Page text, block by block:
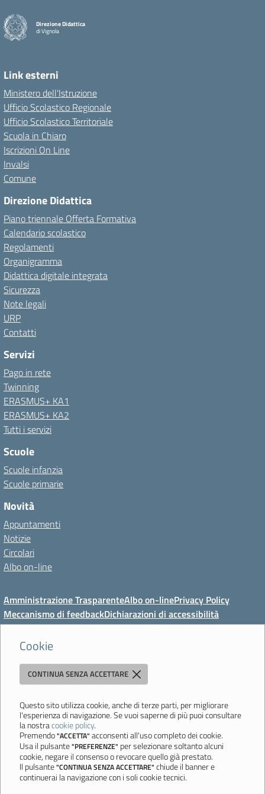
Cookie
CONTINUA SENZA ACCETTARE
Questo sito utilizza cookie, anche di terze parti, per migliorare
l'esperienza di navigazione. Se vuoi saperne di più puoi consultare
la nostracookie policy.
Premendo"ACCETTA" acconsenti all'uso completo dei cookie.
Usa il pulsante"PREFERENZE" per selezionare soltanto alcuni
cookie, negare il consenso o revocare quello già prestato.
Il pulsante"CONTINUA SENZA ACCETTARE" chiude il banner e
continuerai la navigazione con i soli cookie tecnici.
Direzione Didattica
di Vignola
Link esterni
Ministero dell'Istruzione
Ufficio Scolastico Regionale
Ufficio Scolastico Territoriale
Scuola in Chiaro
Iscrizioni On Line
Invalsi
Comune
Direzione Didattica
Piano triennale Offerta Formativa
Calendario scolastico
Regolamenti
Organigramma
Didattica digitale integrata
Sicurezza
Note legali
URP
Contatti
Servizi
Pago in rete
Twinning
ERASMUS+ KA1
ERASMUS+ KA2
Tutti i servizi
Scuole
Scuole infanzia
Scuole primarie
Novità
Appuntamenti
Notizie
Circolari
Albo on-line
Amministrazione TrasparenteAlbo on-linePrivacy Policy
Meccanismo di feedbackDichiarazioni di accessibilità
Preferenze cookie
Direzione Didattica di Vignola
"Tutti diversamente uguali, tutti ugualmente diversi"
Viale Mazzini, 18 - 41058 Vignola (MO) - Tel. 059 771117 - Fax 059
771113 - Email:moee06000a@istruzione.it- PEC:
moee06000a@pec.istruzione.it
Ultimo aggiornamento: Mercoledì, 5 Agosto 2026 ore 08:44